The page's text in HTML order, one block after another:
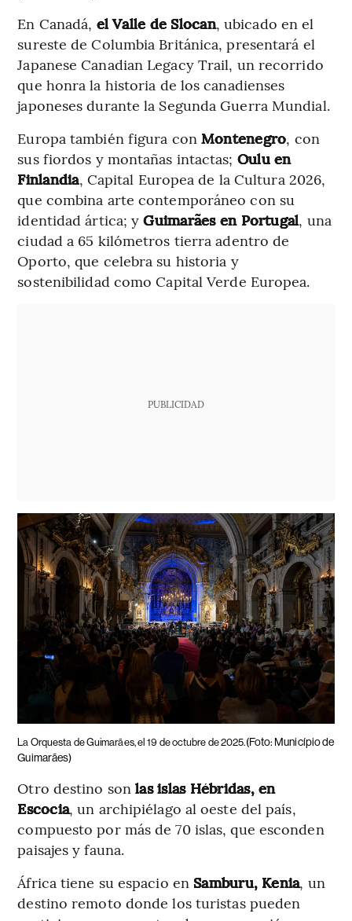
En Canadá, el Valle de Slocan, ubicado en el
sureste de Columbia Británica, presentará el
Japanese Canadian Legacy Trail, un recorrido
que honra la historia de los canadienses
japoneses durante la Segunda Guerra Mundial.
Europa también figura con Montenegro, con
sus fiordos y montañas intactas; Oulu en
Finlandia, Capital Europea de la Cultura 2026,
que combina arte contemporáneo con su
identidad ártica; yGuimarães en Portugal, una
ciudad a 65 kilómetros tierra adentro de
Oporto, que celebra su historia y
sostenibilidad como Capital Verde Europea.
PUBLICIDAD
La Orquesta de Guimarães, el 19 de octubre de 2025.(Foto: Município de
Guimarães)
Otro destino son las islas Hébridas, en
Escocia, un archipiélago al oeste del país,
compuesto por más de 70 islas, que esconden
paisajes y fauna.
África tiene su espacio en Samburu, Kenia, un
destino remoto donde los turistas pueden